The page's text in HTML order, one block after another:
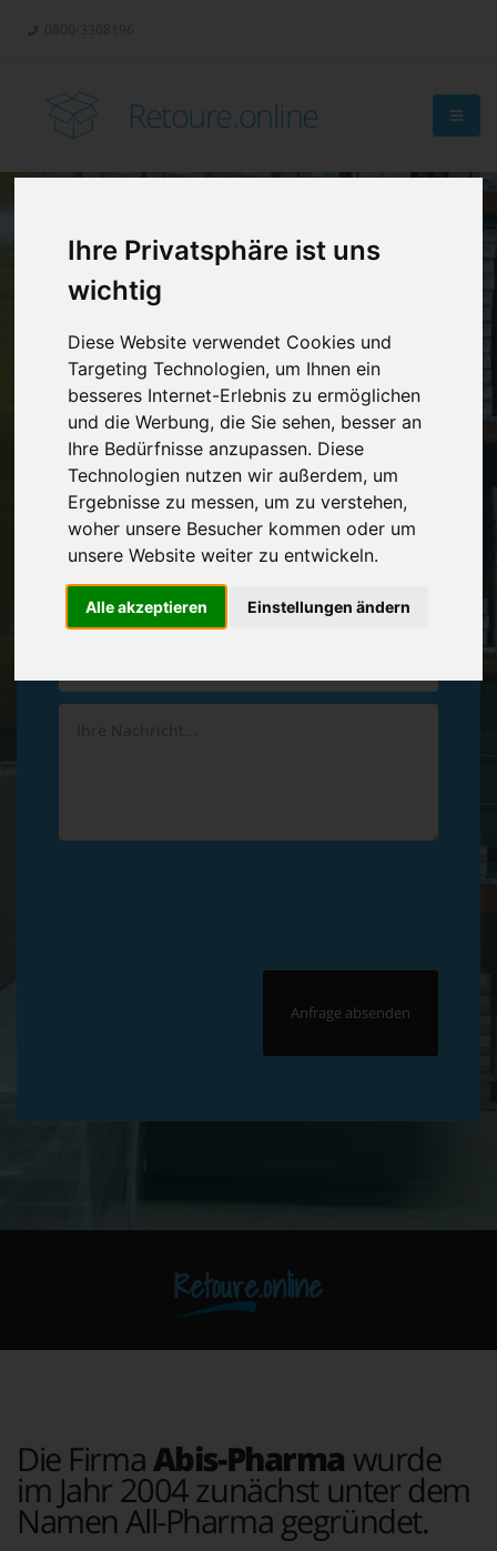
Ihre Privatsphäre ist uns
wichtig
Diese Website verwendet Cookies und
Targeting Technologien, um Ihnen ein
besseres Internet-Erlebnis zu ermöglichen
und die Werbung, die Sie sehen, besser an
Ihre Bedürfnisse anzupassen. Diese
Technologien nutzen wir außerdem, um
Ergebnisse zu messen, um zu verstehen,
woher unsere Besucher kommen oder um
unsere Website weiter zu entwickeln.
Alle akzeptieren Einstellungen ändern
Retoure.online
Retouren-
Management?
Vereinbaren Sie einenRückruf
Hinterlassen Sie uns gern eine persönliche Nachricht.
Retoure.online
Die Firma Abis-Pharma wurde
im Jahr 2004 zunächst unter dem
Namen All-Pharma gegründet.